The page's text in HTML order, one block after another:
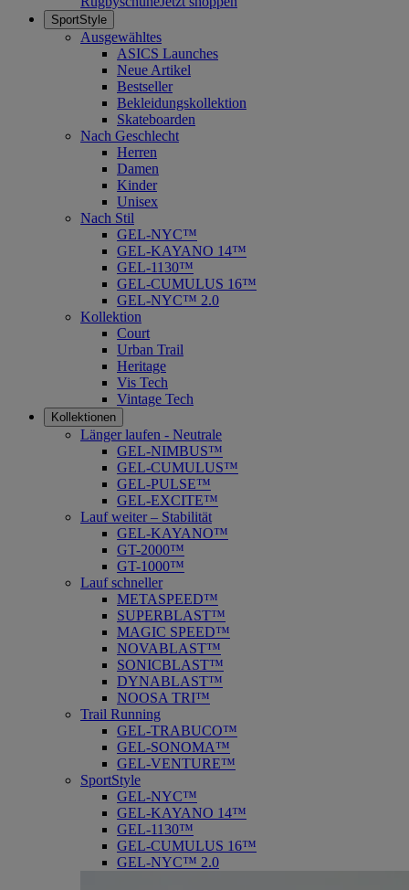
SportStyle
Ausgewähltes
ASICS Launches
Neue Artikel
Bestseller
Bekleidungskollektion
Skateboarden
Nach Geschlecht
Herren
Damen
Kinder
Unisex
Nach Stil
GEL-NYC™
GEL-KAYANO 14™
GEL-1130™
GEL-CUMULUS 16™
GEL-NYC™ 2.0
Kollektion
Court
Urban Trail
Heritage
Vis Tech
Vintage Tech
Kollektionen
Länger laufen - Neutrale
GEL-NIMBUS™
GEL-CUMULUS™
GEL-PULSE™
GEL-EXCITE™
Lauf weiter – Stabilität
GEL-KAYANO™
GT-2000™
GT-1000™
Lauf schneller
METASPEED™
SUPERBLAST™
MAGIC SPEED™
NOVABLAST™
SONICBLAST™
DYNABLAST™
NOOSA TRI™
Trail Running
GEL-TRABUCO™
GEL-SONOMA™
GEL-VENTURE™
SportStyle
GEL-NYC™
GEL-KAYANO 14™
GEL-1130™
GEL-CUMULUS 16™
GEL-NYC™ 2.0